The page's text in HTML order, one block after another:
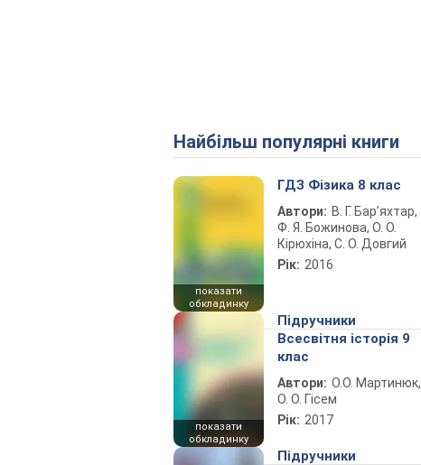
Найбільш популярні книги
показати
обкладинку
ГДЗ Фізика 8 клас
Автори: В. Г. Бар’яхтар,
Ф. Я. Божинова, О. О.
Кірюхіна, С. О. Довгий
Рік: 2016
показати
обкладинку
Підручники
Всесвітня історія 9
клас
Автори: О.О. Мартинюк,
О. О. Гісем
Рік: 2017
Підручники